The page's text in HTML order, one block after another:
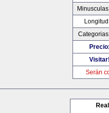
Precio:
Visitar!
Serán